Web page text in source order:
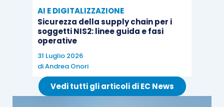
primo anno di operatività
Gruppo Iva è determinata in base ad un pro-rata
determinatopresuntivamente . È salvo il
Il calcolo del pro-rata provvisorio del Gruppo Iva
va effettuato impiegandocriteri coerenti con la
AI E DIGITALIZZAZIONE
Sicurezza della supply chain per i
soggetti NIS2: linee guida e fasi
operative
31 Luglio 2026
diAndrea Onori
Vedi tutti gli articoli di EC News